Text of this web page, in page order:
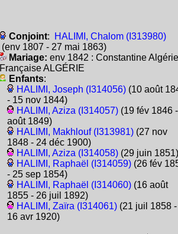
Conjoint:
HALIMI, Chalom (I313980)
(env 1807 - 27 mai 1863)
Mariage: env 1842 : Constantine Algérie
Française ALGÉRIE
Enfants:
HALIMI, Joseph (I314056)(10 août
- 15 nov 1844)
HALIMI, Aziza (I314057)(19 fév 1846
août 1849)
HALIMI, Makhlouf (I313981)(27 nov
1848 - 24 déc 1900)
HALIMI, Aziza (I314058)(29 juin 1851)
HALIMI, Raphaël (I314059)(26 fév
- 25 sep 1854)
HALIMI, Raphaël (I314060)(16 août
1855 - 26 juil 1892)
HALIMI, Zaïra (I314061)(21 juil 1858 -
16 avr 1920)